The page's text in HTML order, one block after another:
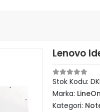
Lenovo
Stok Kodu:
Marka: LineOn
Kategori: